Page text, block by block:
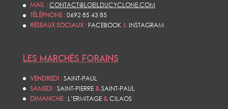
MAIL :CONTACT@LOEILDUCYCLONE.COM
TÉLÉPHONE :0692 85 43 85
RÉSEAUX SOCIAUX : FACEBOOK& INSTAGRAM
LES MARCHÉS FORAINS
VENDREDI :SAINT-PAUL
SAMEDI :SAINT-PIERRE&SAINT-PAUL
DIMANCHE : L’ERMITAGE &CILAOS